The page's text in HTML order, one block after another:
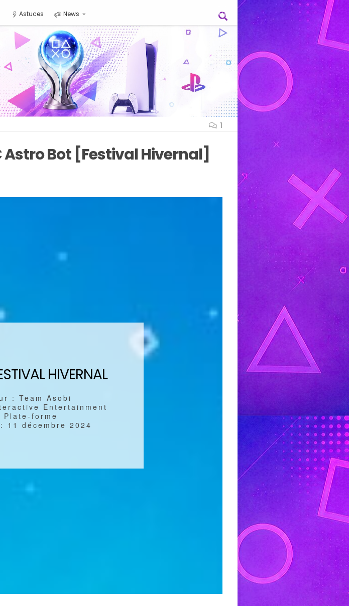
Astuces News
1
Astro Bot [Festival Hivernal]
HIVERNAL
: Team Asobi
Entertainment
Plate-forme
11 décembre 2024